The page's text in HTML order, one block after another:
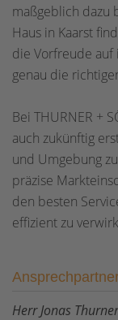
maßgeblich dazu
Haus in Kaarst
die Vorfreude auf
genau die
Bei THURNER +
auch zukünftig
und Umgebung
präzise
den besten
effizient zu
Herr Jonas Thurner